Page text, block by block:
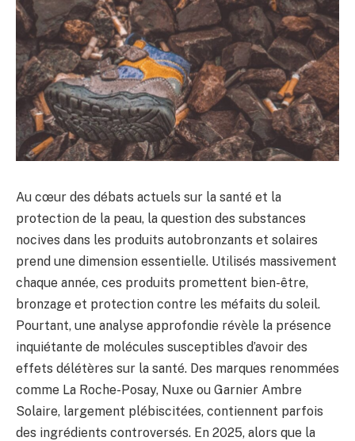
Au cœur des débats actuels sur la santé et la
protection de la peau, la question des substances
nocives dans les produits autobronzants et solaires
prend une dimension essentielle. Utilisés massivement
chaque année, ces produits promettent bien-être,
bronzage et protection contre les méfaits du soleil.
Pourtant, une analyse approfondie révèle la présence
inquiétante de molécules susceptibles d’avoir des
effets délétères sur la santé. Des marques renommées
comme La Roche-Posay, Nuxe ou Garnier Ambre
Solaire, largement plébiscitées, contiennent parfois
des ingrédients controversés. En 2025, alors que la